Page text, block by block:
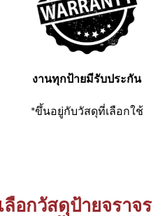
งานทุกป้ายมีรับประกัน
*ขึ้นอยู่กับวัสดุที่เลือกใช้
อกวัสดุป้ายจราจร